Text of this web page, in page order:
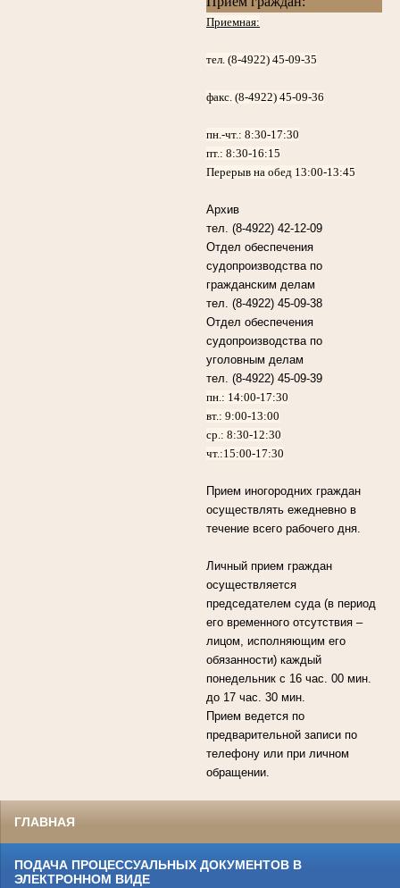
Приемная:
тел. (8-4922) 45-09-35
факс. (8-4922) 45-09-36
пн.-чт.:8:30-17:30
пт.:8:30-16:15
Перерыв на обед 13:00-13:45
Архив
тел. (8-4922) 42-12-09
Отдел обеспечения
судопроизводства по
гражданским делам
тел. (8-4922) 45-09-38
Отдел обеспечения
судопроизводства по
уголовным делам
тел. (8-4922) 45-09-39
пн.: 14:00-17:30
вт.: 9:00-13:00
ср.: 8:30-12:30
чт.:15:00-17:30
Прием иногородних граждан
осуществлять ежедневно в
течение всего рабочего дня.
Личный прием граждан
осуществляется
председателем суда (в период
его временного отсутствия –
лицом, исполняющим его
обязанности) каждый
понедельник с 16 час. 00 мин.
до 17 час. 30 мин.
Прием ведется по
предварительной записи по
телефону или при личном
обращении.
ГЛАВНАЯ
ПОДАЧА ПРОЦЕССУАЛЬНЫХ ДОКУМЕНТОВ В
ЭЛЕКТРОННОМ ВИДЕ